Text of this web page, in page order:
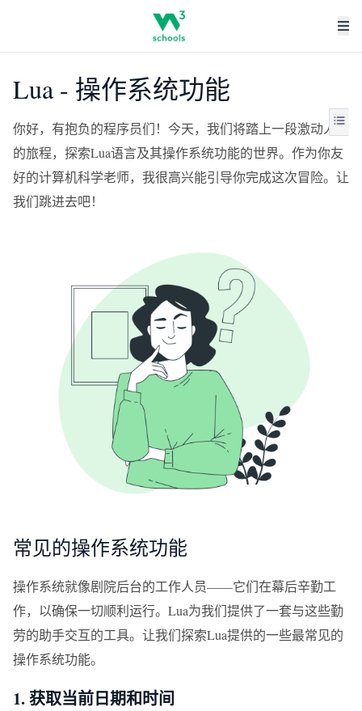
Lua - 操作系统功能
你好，有抱负的程序员们！今天，我们将踏上一段激动人心
的旅程，探索Lua语言及其操作系统功能的世界。作为你友
好的计算机科学老师，我很高兴能引导你完成这次冒险。让
我们跳进去吧！
常见的操作系统功能
操作系统就像剧院后台的工作人员——它们在幕后辛勤工
作，以确保一切顺利运行。Lua为我们提供了一套与这些勤
劳的助手交互的工具。让我们探索Lua提供的一些最常见的
操作系统功能。
1. 获取当前日期和时间